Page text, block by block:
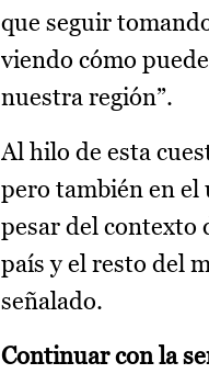
que seguir
viendo cómo
nuestra región”.
Al hilo de esta
pero también en el
pesar del contexto
país y el resto del
señalado.
Continuar con la